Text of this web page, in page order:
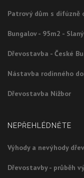
Patrový dům s difúzně
Bungalov - 95m2 - Slaný
Dřevostavba - České
Nástavba rodinného
Dřevostavba Nižbor
NEPŘEHLÉDNĚTE
Výhody a nevýhody
Dřevostavby - průběh